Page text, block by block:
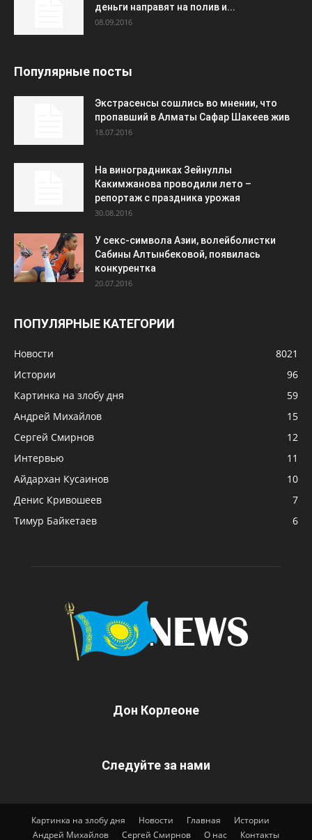
деньги направят на полив и...
08.09.2016
Популярные посты
Экстрасенсы сошлись во мнении, что
пропавший в Алматы Сафар Шакеев жив
18.07.2016
На виноградниках Зейнуллы
Какимжанова проводили лето –
репортаж с праздника урожая
30.08.2016
У секс-символа Азии, волейболистки
Сабины Алтынбековой, появилась
конкурентка
20.07.2016
ПОПУЛЯРНЫЕ КАТЕГОРИИ
Новости
8021
Истории
96
Картинка на злобу дня
59
Андрей Михайлов
15
Сергей Смирнов
12
Интервью
11
Айдархан Кусаинов
10
Денис Кривошеев
7
Тимур Байкетаев
6
Дон Корлеоне
Следуйте за нами
Картинка на злобу дня Новости Главная
Истории
Андрей Михайлов
Сергей Смирнов О нас Контакты